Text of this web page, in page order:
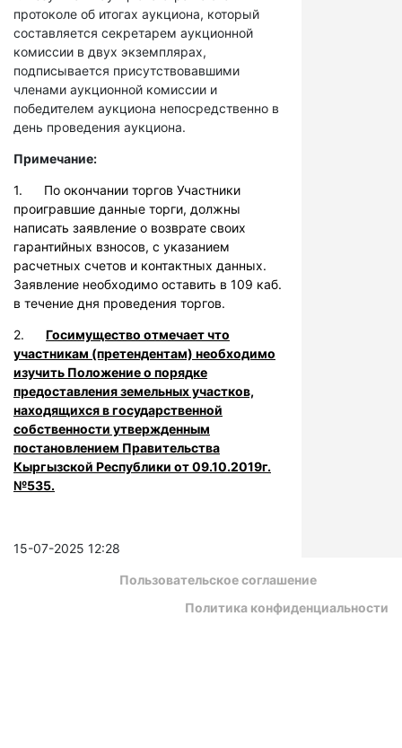
протоколе об итогах аукциона, который
составляется секретарем аукционной
комиссии в двух экземплярах,
подписывается присутствовавшими
членами аукционной комиссии и
победителем аукциона непосредственно в
день проведения аукциона.
Примечание:
1. По окончании торгов Участники
проигравшие данные торги, должны
написать заявление о возврате своих
гарантийных взносов, с указанием
расчетных счетов и контактных данных.
Заявление необходимо оставить в 109 каб.
в течение дня проведения торгов.
2. Госимущество отмечает что
участникам (претендентам) необходимо
изучить Положение о порядке
предоставления земельных участков,
находящихся в государственной
собственности утвержденным
постановлением Правительства
Кыргызской Республики от 09.10.2019г.
№535.
15-07-2025 12:28
Пользовательское соглашение
Политика конфиденциальности